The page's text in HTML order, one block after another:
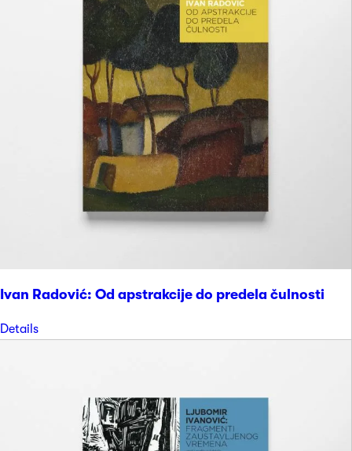
Ivan Radović: Od apstrakcije do predela čulnosti
Details